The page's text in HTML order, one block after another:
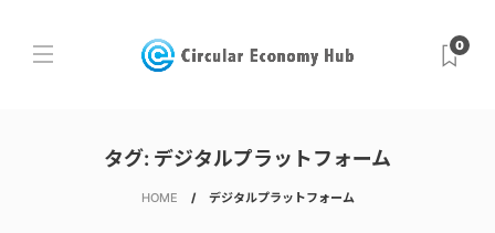
0
タグ: デジタルプラットフォーム
HOME デジタルプラットフォーム